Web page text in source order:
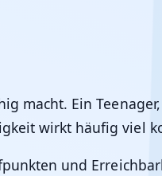
macht. Ein
wirkt häufig viel
und